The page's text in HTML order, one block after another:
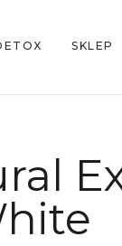
SKLEP